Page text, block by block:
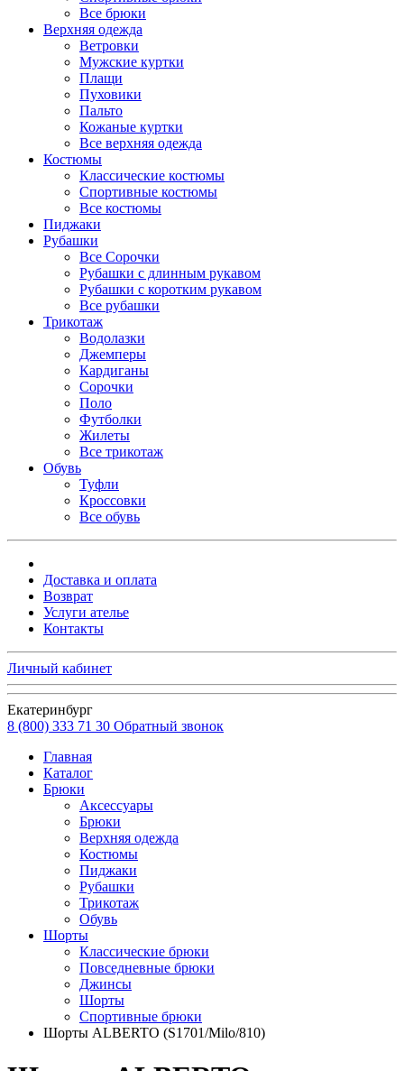
Все брюки
Верхняя одежда
Ветровки
Мужские куртки
Плащи
Пуховики
Пальто
Кожаные куртки
Все верхняя одежда
Костюмы
Классические костюмы
Спортивные костюмы
Все костюмы
Пиджаки
Рубашки
Все Сорочки
Рубашки с длинным рукавом
Рубашки с коротким рукавом
Все рубашки
Трикотаж
Водолазки
Джемперы
Кардиганы
Сорочки
Поло
Футболки
Жилеты
Все трикотаж
Обувь
Туфли
Кроссовки
Все обувь
Доставка и оплата
Возврат
Услуги ателье
Контакты
Личный кабинет
Екатеринбург
8 (800) 333 71 30 Обратный звонок
Главная
Каталог
Брюки
Аксессуары
Брюки
Верхняя одежда
Костюмы
Пиджаки
Рубашки
Трикотаж
Обувь
Шорты
Классические брюки
Повседневные брюки
Джинсы
Шорты
Спортивные брюки
Шорты ALBERTO (S1701/Milo/810)